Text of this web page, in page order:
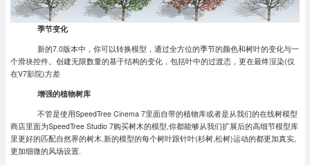
季节变化
新的7.0版本中，你可以转换模型，通过全方位的季节的颜色和树叶的变化与一
个滑块控件。创建无限数量的基于结构的变化，包括叶中的过渡态，更在最终渲染(仅
在V7影院)方差
增强的植物树库
不管是使用SpeedTree Cinema 7里面自带的植物库或者是从我们的在线树模型
商店里面为SpeedTree Studio 7购买树木的模型,你都能够从我们扩展后的高细节模型库
里更好的匹配自然界的树木.新的模型的每个树叶跟针叶(杉树,松树)运动的都更加真实,
更加细微的风场设置.